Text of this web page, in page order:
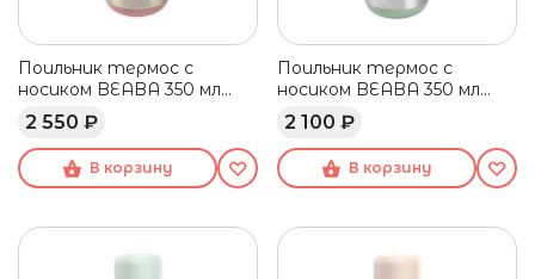
Поильник термос с
носиком BEABA 350 мл
розовый
2 550 ₽
В корзину
Поильник термос с
носиком BEABA 350 мл
зеленый
2 100 ₽
В корзину